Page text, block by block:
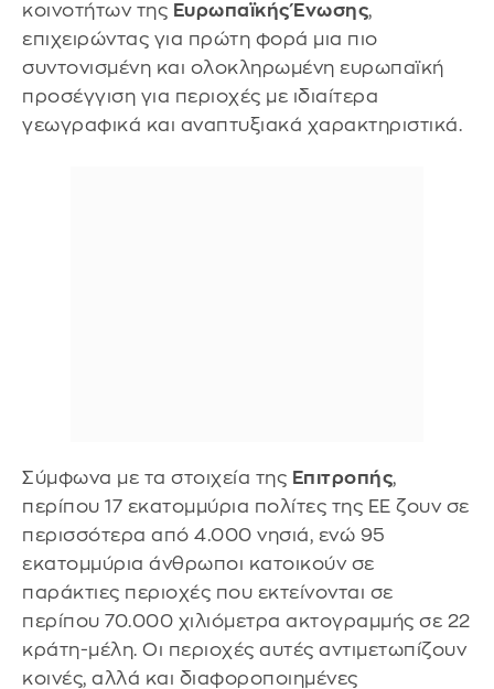
κοινοτήτων της Ευρωπαϊκής Ένωσης,
επιχειρώντας για πρώτη φορά μια πιο
συντονισμένη και ολοκληρωμένη ευρωπαϊκή
προσέγγιση για περιοχές με ιδιαίτερα
γεωγραφικά και αναπτυξιακά χαρακτηριστικά.
Σύμφωνα με τα στοιχεία της Επιτροπής,
περίπου 17 εκατομμύρια πολίτες της ΕΕ ζουν σε
περισσότερα από 4.000 νησιά, ενώ 95
εκατομμύρια άνθρωποι κατοικούν σε
παράκτιες περιοχές που εκτείνονται σε
περίπου 70.000 χιλιόμετρα ακτογραμμής σε 22
κράτη-μέλη. Οι περιοχές αυτές αντιμετωπίζουν
κοινές, αλλά και διαφοροποιημένες